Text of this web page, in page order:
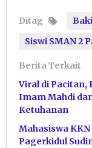
Ditag Baki
Siswi SMAN 2
Berita Terkait
Viral di Pacitan,
Imam Mahdi
Ketuhanan
Mahasiswa
Pagerkidul